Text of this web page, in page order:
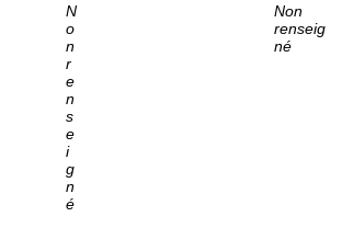
N
o
n
r
e
n
s
e
i
g
n
é
Non
renseig
né